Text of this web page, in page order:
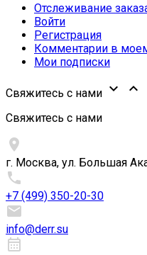
Отслеживание
Войти
Регистрация
Комментарии в
Мои подписки
Свяжитесь с нами  
Свяжитесь с нами

г. Москва, ул. Большая

+7 (499) 350-20-30

info@derr.su
calendar_month